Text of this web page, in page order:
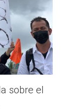
sobre el